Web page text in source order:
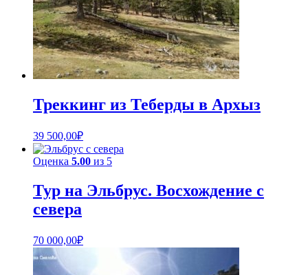
Треккинг из Теберды в Архыз
39 500,00₽
Оценка 5.00 из 5
Тур на Эльбрус. Восхождение с
севера
70 000,00₽